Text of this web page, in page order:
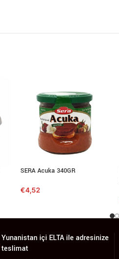
SERA Acuka 340GR
€4,52
Yunanistan içi ELTA ile adresinize
teslimat